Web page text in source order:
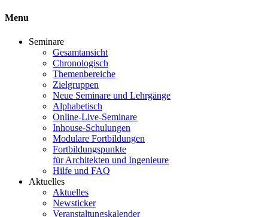
Menu
Seminare
Gesamtansicht
Chronologisch
Themenbereiche
Zielgruppen
Neue Seminare und Lehrgänge
Alphabetisch
Online-Live-Seminare
Inhouse-Schulungen
Modulare Fortbildungen
Fortbildungspunkte
für Architekten und Ingenieure
Hilfe und FAQ
Aktuelles
Aktuelles
Newsticker
Veranstaltungskalender